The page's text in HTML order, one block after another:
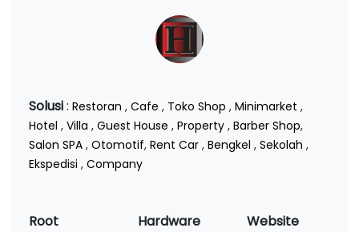
Solusi: Restoran , Cafe , Toko Shop , Minimarket ,
Hotel , Villa , Guest House , Property , Barber Shop,
Salon SPA , Otomotif, Rent Car , Bengkel , Sekolah ,
Ekspedisi , Company
Root Hardware Website